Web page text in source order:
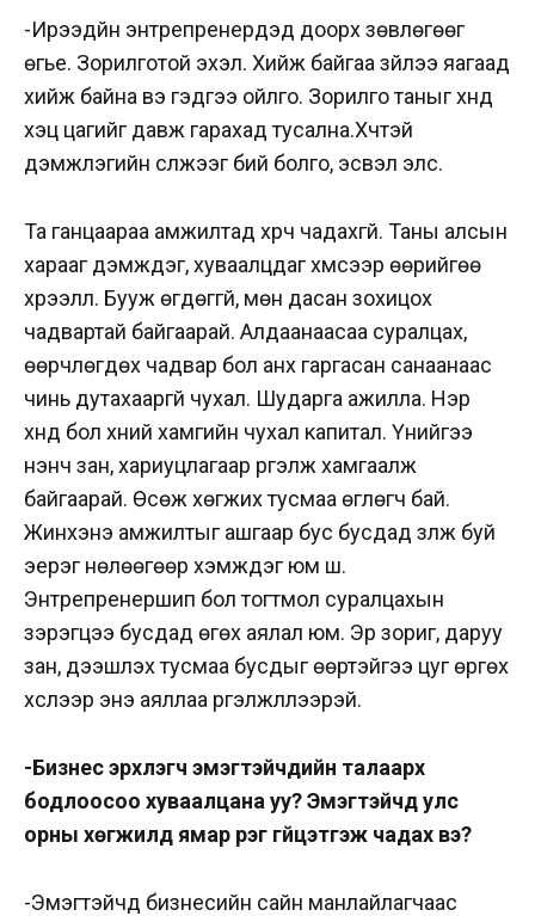
-Ирээдүйн энтрепренерүүдэд доорх зөвлөгөөг
өгье. Зорилготой эхэл. Хийж байгаа зүйлээ яагаад
хийж байна вэ гэдгээ ойлго. Зорилго таныг хүнд
хэцүү цагийг давж гарахад тусална.Хүчтэй
дэмжлэгийн сүлжээг бий болго, эсвэл элс.
Та ганцаараа амжилтад хүрч чадахгүй. Таны алсын
харааг дэмждэг, хуваалцдаг хүмүүсээр өөрийгөө
хүрээлүүл. Бууж өгдөггүй, мөн дасан зохицох
чадвартай байгаарай. Алдаанаасаа суралцах,
өөрчлөгдөх чадвар бол анх гаргасан санаанаас
чинь дутахааргүй чухал. Шударга ажилла. Нэр
хүнд бол хүний хамгийн чухал капитал. Үүнийгээ
үнэнч зан, хариуцлагаар үргэлж хамгаалж
байгаарай. Өсөж хөгжих тусмаа өглөгч бай.
Жинхэнэ амжилтыг ашгаар бус бусдад үзүүлж буй
эерэг нөлөөгөөр хэмждэг юм шүү.
Энтрепренершип бол тогтмол суралцахын
зэрэгцээ бусдад өгөх аялал юм. Эр зориг, даруу
зан, дээшлэх тусмаа бусдыг өөртэйгээ цуг өргөх
хүслээр энэ аяллаа үргэлжлүүлээрэй.
-Бизнес эрхлэгч эмэгтэйчүүдийн талаарх
бодлоосоо хуваалцана уу? Эмэгтэйчүүд улс
орны хөгжилд ямар үүрэг гүйцэтгэж чадах вэ?
-Эмэгтэйчүүд бизнесийн сайн манлайлагчаас